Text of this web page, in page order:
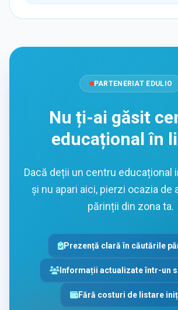
PARTENERIAT EDULIO
Nu ți-ai găsit
educațional în
Dacă deții un centru educațional
și nu apari aici, pierzi ocazia de
părinții din zona ta.
Prezență clară în căutările
Informații actualizate într-un
Fără costuri de listare